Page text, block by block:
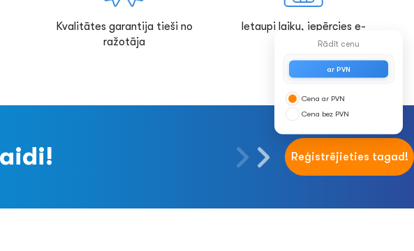
Rādīt cenu
ar PVN
Cena ar PVN
Cena bez PVN
Kvalitātes garantija tieši no
ražotāja
Ietaupi laiku, iepērcies e-
veikalā!
Reģistrējieties tagad!